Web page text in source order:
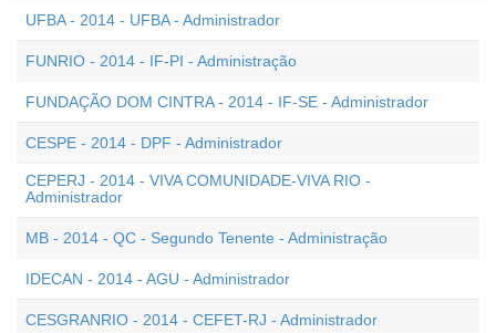
UFBA - 2014 - UFBA - Administrador
FUNRIO - 2014 - IF-PI - Administração
FUNDAÇÃO DOM CINTRA - 2014 - IF-SE - Administrador
CESPE - 2014 - DPF - Administrador
CEPERJ - 2014 - VIVA COMUNIDADE-VIVA RIO -
Administrador
MB - 2014 - QC - Segundo Tenente - Administração
IDECAN - 2014 - AGU - Administrador
CESGRANRIO - 2014 - CEFET-RJ - Administrador